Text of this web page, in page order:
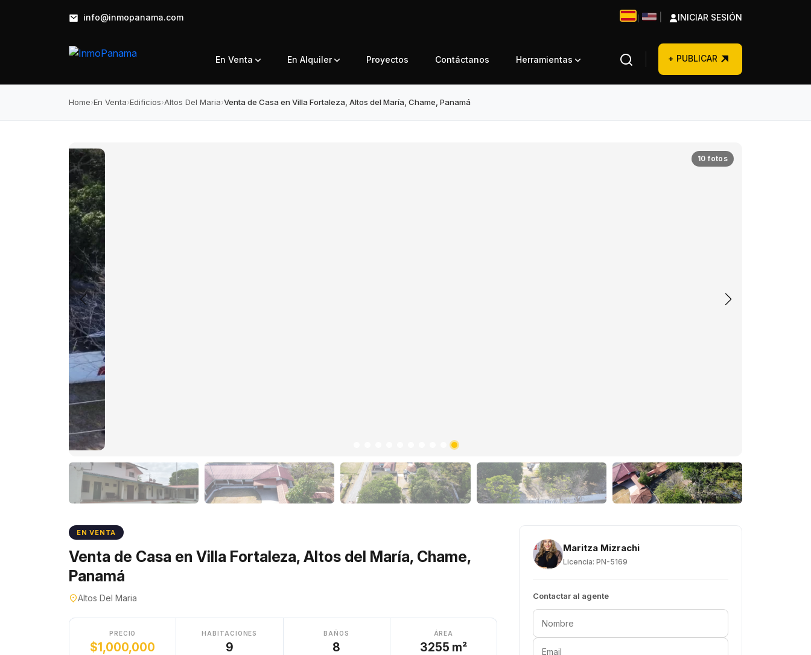
info@inmopanama.com INICIAR SESIÓN
En Venta En Alquiler Proyectos Contáctanos Herramientas + PUBLICAR
Home›En Venta›Edificios›Altos Del Maria›Venta de Casa en Villa Fortaleza, Altos del María, Chame, Panamá
10 fotos
EN VENTA
Venta de Casa en Villa Fortaleza, Altos del María, Chame,
Panamá
Altos Del Maria
PRECIO
$1,000,000
HABITACIONES
9
BAÑOS
8
ÁREA
3255 m²
Maritza Mizrachi
Licencia: PN-5169
Contactar al agente